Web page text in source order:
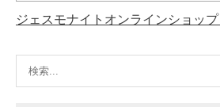
ジェスモナイトオンラインショップ